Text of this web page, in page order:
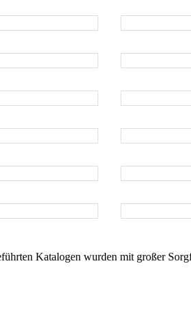
Katalogen wurden mit großer